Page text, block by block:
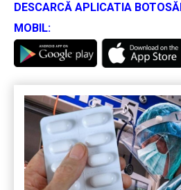
DESCARCĂ APLICATIA
MOBIL: